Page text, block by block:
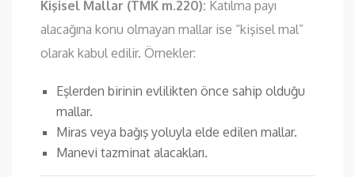
Kişisel Mallar (TMK m.220): Katılma payı
alacağına konu olmayan mallar ise “kişisel mal”
olarak kabul edilir. Örnekler:
Eşlerden birinin evlilikten önce sahip olduğu
mallar.
Miras veya bağış yoluyla elde edilen mallar.
Manevi tazminat alacakları.